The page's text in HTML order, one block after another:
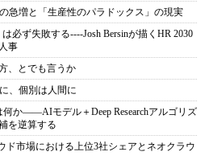
急増と「生産性のパラドックス」の現実
必ず失敗する----Josh Bersinが描くHR 2030
事
、とでも言うか
、個別は人間に
か――AIモデル＋Deep Researchアルゴリズ
を逆算する
ド市場における上位3社シェアとネオクラウ